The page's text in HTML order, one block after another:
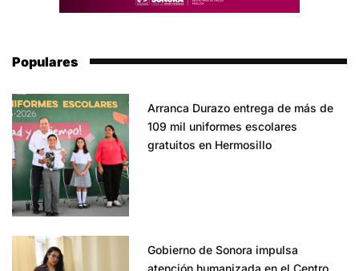
Populares
Arranca Durazo entrega de más de
109 mil uniformes escolares
gratuitos en Hermosillo
Gobierno de Sonora impulsa